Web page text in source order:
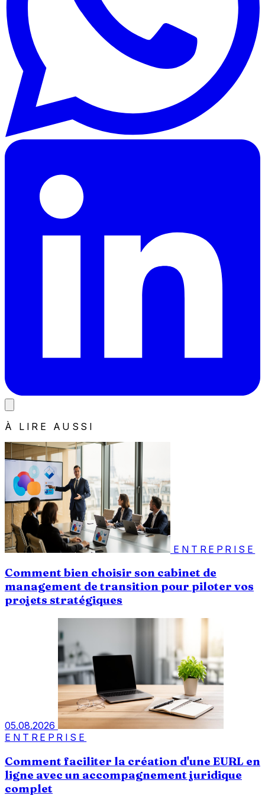
À LIRE AUSSI
ENTREPRISE
Comment bien choisir son cabinet de
management de transition pour piloter vos
projets stratégiques
05.08.2026
ENTREPRISE
Comment faciliter la création d'une EURL en
ligne avec un accompagnement juridique
complet